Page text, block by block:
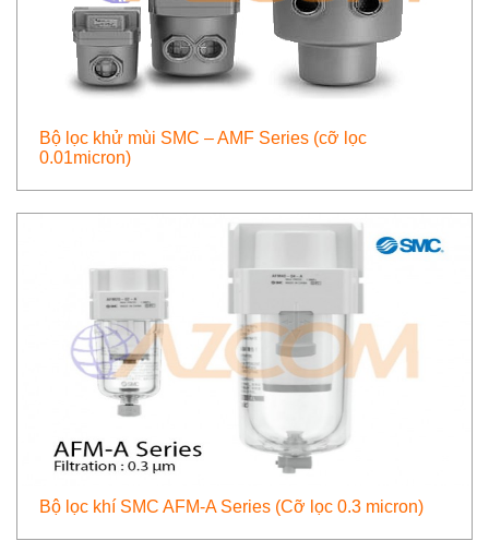
Bộ lọc khử mùi SMC – AMF Series (cỡ lọc
0.01micron)
Bộ lọc khí SMC AFM-A Series (Cỡ lọc 0.3 micron)